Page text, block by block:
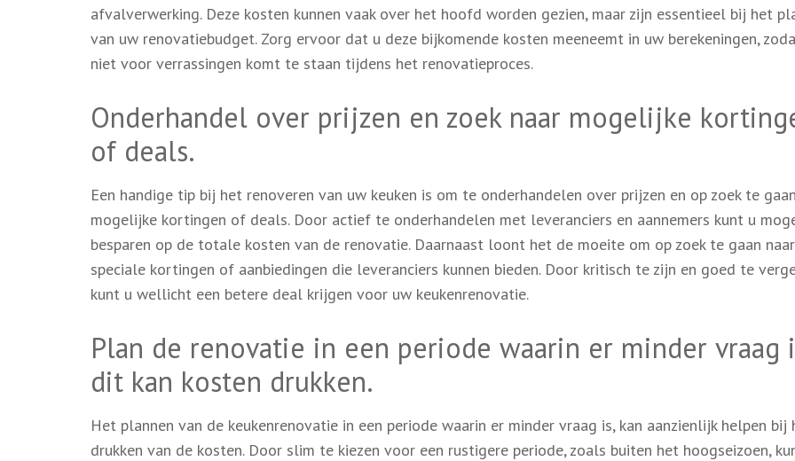
afvalverwerking. Deze kosten kunnen vaak over het hoofd worden gezien, maar zijn essentieel bij het
van uw renovatiebudget. Zorg ervoor dat u deze bijkomende kosten meeneemt in uw berekeningen,
niet voor verrassingen komt te staan tijdens het renovatieproces.
Onderhandel over prijzen en zoek naar mogelijke
of deals.
Een handige tip bij het renoveren van uw keuken is om te onderhandelen over prijzen en op zoek te
mogelijke kortingen of deals. Door actief te onderhandelen met leveranciers en aannemers kunt u
besparen op de totale kosten van de renovatie. Daarnaast loont het de moeite om op zoek te gaan naar
speciale kortingen of aanbiedingen die leveranciers kunnen bieden. Door kritisch te zijn en goed te
kunt u wellicht een betere deal krijgen voor uw keukenrenovatie.
Plan de renovatie in een periode waarin er minder vraag
dit kan kosten drukken.
Het plannen van de keukenrenovatie in een periode waarin er minder vraag is, kan aanzienlijk helpen bij
drukken van de kosten. Door slim te kiezen voor een rustigere periode, zoals buiten het hoogseizoen,